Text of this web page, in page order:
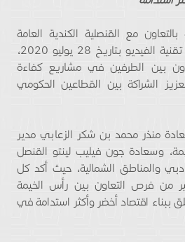
مع القنصلية الكندية العامة
بدبي، مؤتمراً افتراضياً عبر تقنية الفيديو بتاريخ 28 يوليو 2020،
بين الطرفين في مشاريع كفاءة
الشراكة بين القطاعين الحكومي
منذر محمد بن شكر الزعابي مدير
وسعادة جون فيليب لينتو القنصل
والمناطق الشمالية، حيث أكد كل
من فرص التعاون بين رأس الخيمة
ببناء اقتصاد أخضر وأكثر استدامة في